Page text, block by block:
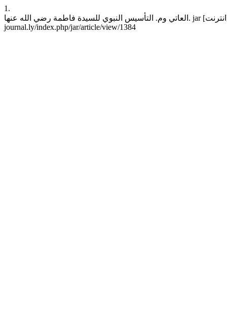
1.
العاتي وم. التأسيس النبوي للسيدة فاطمة رضي الله عنها. jar [انترنت]. 2 يناير، 2026 [وثق 9 أغسطس، 2026];30(1):72-85. موجود في: https://lam-
journal.ly/index.php/jar/article/view/1384